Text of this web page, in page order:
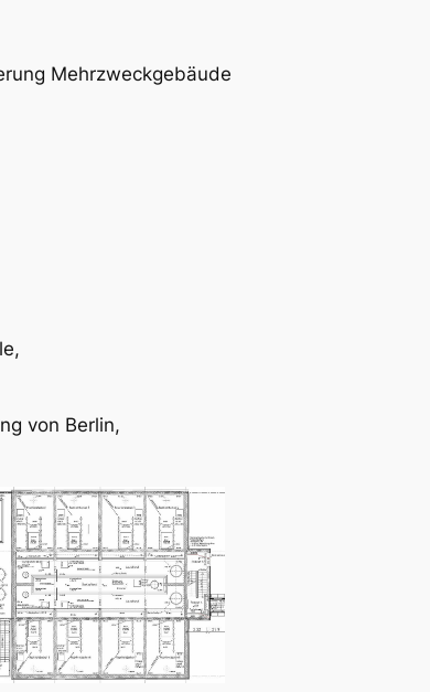
Mehrzweckgebäude
von Berlin,